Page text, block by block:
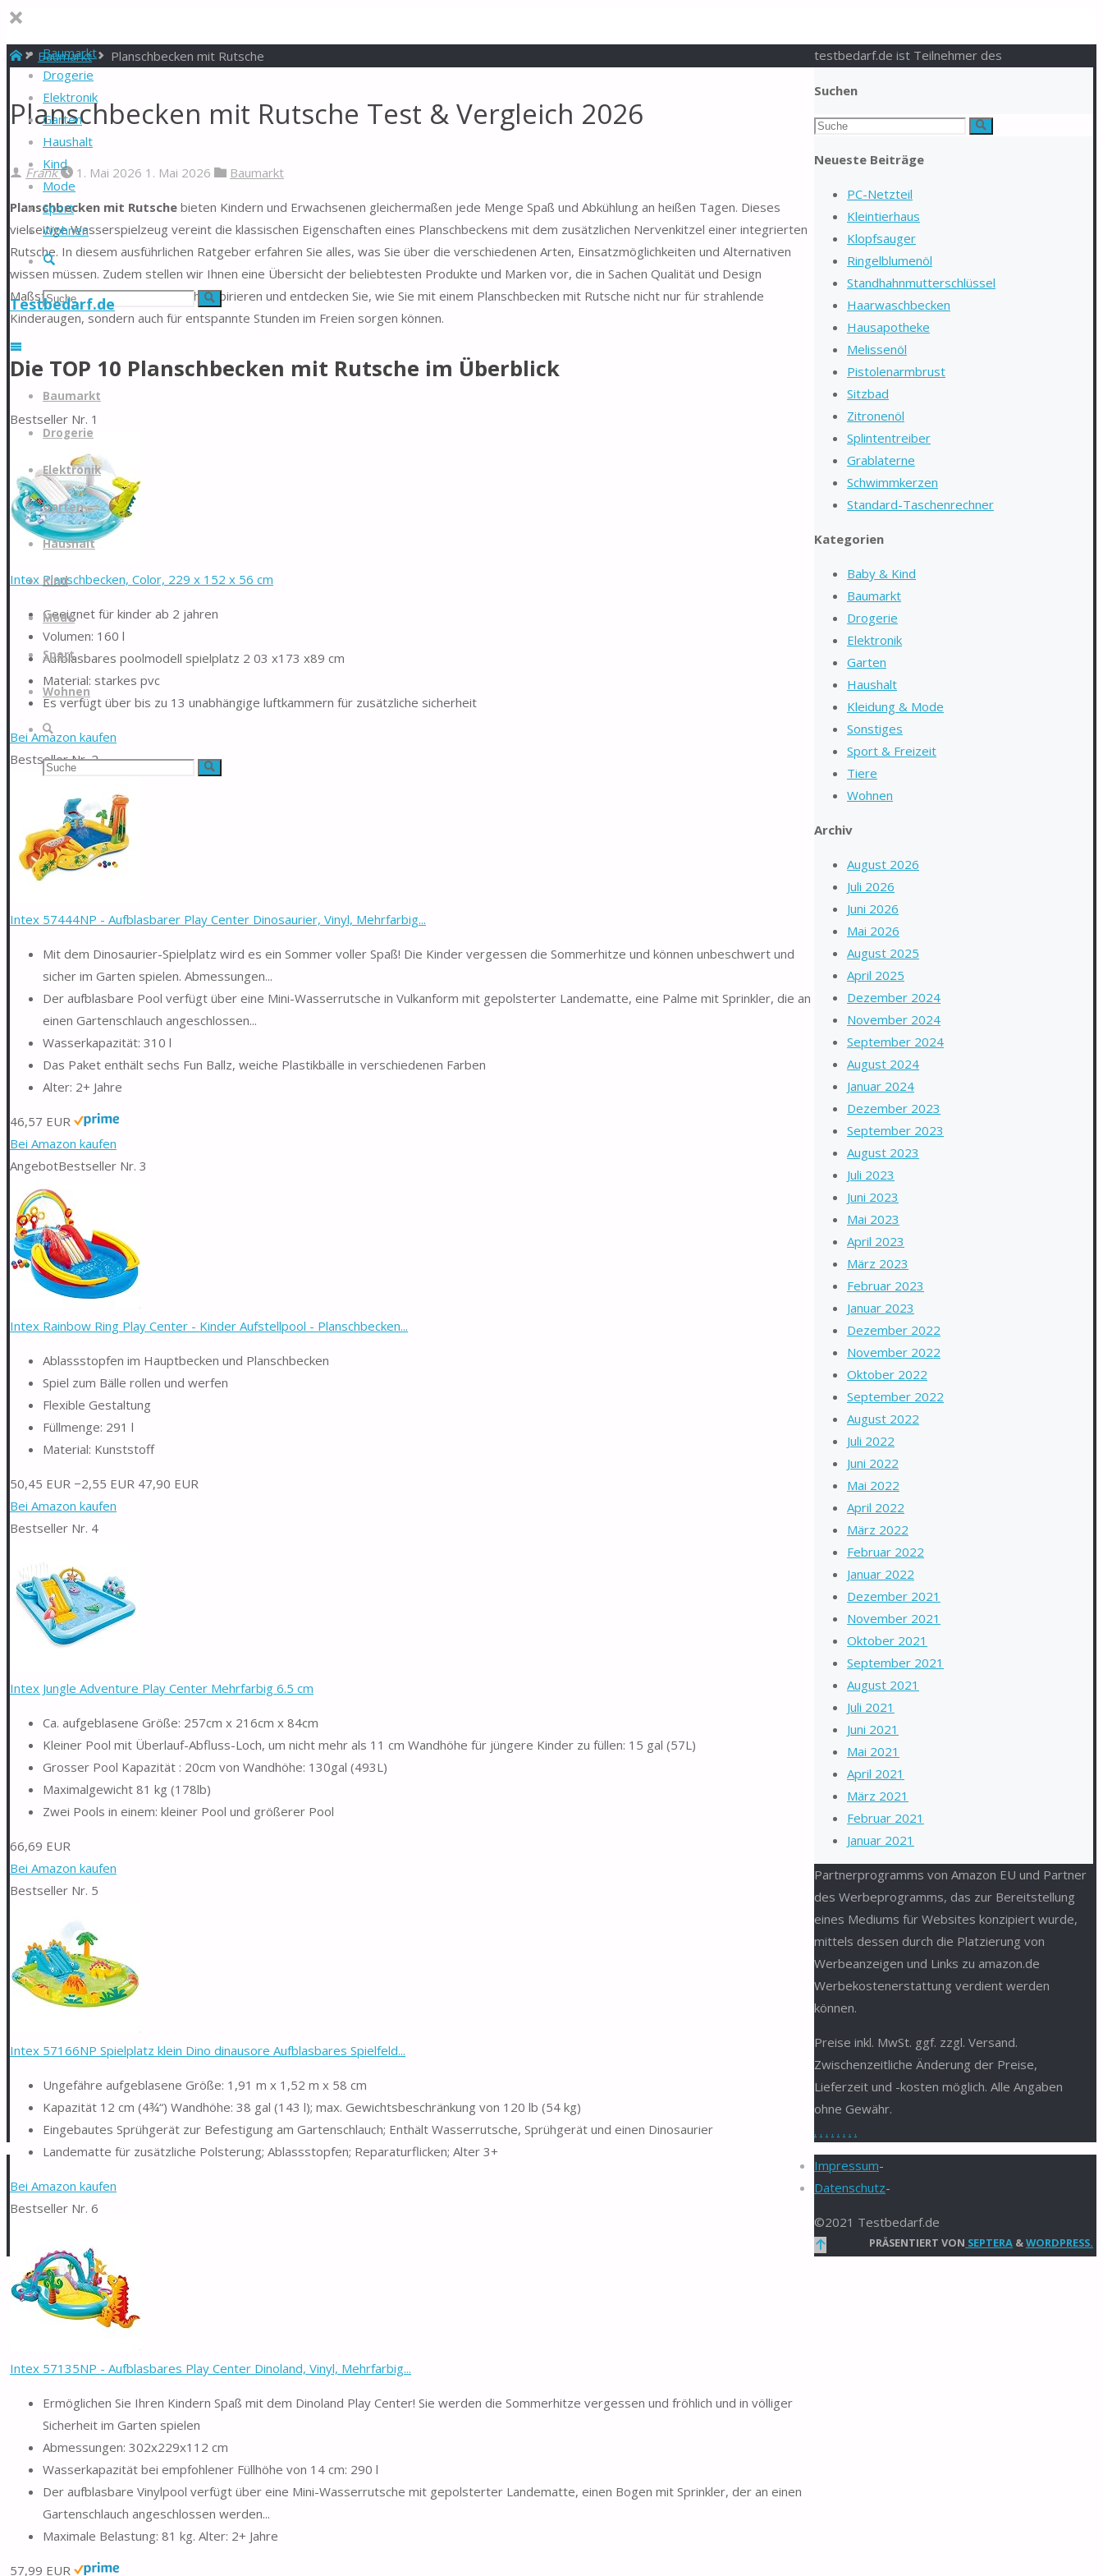
Baumarkt
Drogerie
Elektronik
Garten
Haushalt
Kind
Mode
Sport
Wohnen
Suche
Suchen Suche
Testbedarf.de
springen
Baumarkt
Drogerie
Elektronik
Garten
Haushalt
Kind
Mode
Sport
Wohnen
Suchen
nach:
Suche
StartBaumarkt Planschbecken mit Rutsche
Planschbecken mit Rutsche Test & Vergleich 2026
Frank 1. Mai 2026 1. Mai 2026 Baumarkt
Planschbecken mit Rutsche bieten Kindern und Erwachsenen gleichermaßen jede Menge Spaß und Abkühlung an heißen Tagen. Dieses
vielseitige Wasserspielzeug vereint die klassischen Eigenschaften eines Planschbeckens mit dem zusätzlichen Nervenkitzel einer integrierten
Rutsche. In diesem ausführlichen Ratgeber erfahren Sie alles, was Sie über die verschiedenen Arten, Einsatzmöglichkeiten und Alternativen
wissen müssen. Zudem stellen wir Ihnen eine Übersicht der beliebtesten Produkte und Marken vor, die in Sachen Qualität und Design
Maßstäbe setzen. Lassen Sie sich inspirieren und entdecken Sie, wie Sie mit einem Planschbecken mit Rutsche nicht nur für strahlende
Kinderaugen, sondern auch für entspannte Stunden im Freien sorgen können.
Die TOP 10 Planschbecken mit Rutsche im Überblick
Bestseller Nr. 1
Intex Planschbecken, Color, 229 x 152 x 56 cm
Geeignet für kinder ab 2 jahren
Volumen: 160 l
Aufblasbares poolmodell spielplatz 2 03 x173 x89 cm
Material: starkes pvc
Es verfügt über bis zu 13 unabhängige luftkammern für zusätzliche sicherheit
Bei Amazon kaufen
Bestseller Nr. 2
Intex 57444NP - Aufblasbarer Play Center Dinosaurier, Vinyl, Mehrfarbig...
Mit dem Dinosaurier-Spielplatz wird es ein Sommer voller Spaß! Die Kinder vergessen die Sommerhitze und können unbeschwert und
sicher im Garten spielen. Abmessungen...
Der aufblasbare Pool verfügt über eine Mini-Wasserrutsche in Vulkanform mit gepolsterter Landematte, eine Palme mit Sprinkler, die an
einen Gartenschlauch angeschlossen...
Wasserkapazität: 310 l
Das Paket enthält sechs Fun Ballz, weiche Plastikbälle in verschiedenen Farben
Alter: 2+ Jahre
46,57 EUR
Bei Amazon kaufen
AngebotBestseller Nr. 3
Intex Rainbow Ring Play Center - Kinder Aufstellpool - Planschbecken...
Ablassstopfen im Hauptbecken und Planschbecken
Spiel zum Bälle rollen und werfen
Flexible Gestaltung
Füllmenge: 291 l
Material: Kunststoff
50,45 EUR −2,55 EUR 47,90 EUR
Bei Amazon kaufen
Bestseller Nr. 4
Intex Jungle Adventure Play Center Mehrfarbig 6.5 cm
Ca. aufgeblasene Größe: 257cm x 216cm x 84cm
Kleiner Pool mit Überlauf-Abfluss-Loch, um nicht mehr als 11 cm Wandhöhe für jüngere Kinder zu füllen: 15 gal (57L)
Grosser Pool Kapazität : 20cm von Wandhöhe: 130gal (493L)
Maximalgewicht 81 kg (178lb)
Zwei Pools in einem: kleiner Pool und größerer Pool
66,69 EUR
Bei Amazon kaufen
Bestseller Nr. 5
Intex 57166NP Spielplatz klein Dino dinausore Aufblasbares Spielfeld...
Ungefähre aufgeblasene Größe: 1,91 m x 1,52 m x 58 cm
Kapazität 12 cm (4¾“) Wandhöhe: 38 gal (143 l); max. Gewichtsbeschränkung von 120 lb (54 kg)
Eingebautes Sprühgerät zur Befestigung am Gartenschlauch; Enthält Wasserrutsche, Sprühgerät und einen Dinosaurier
Landematte für zusätzliche Polsterung; Ablassstopfen; Reparaturflicken; Alter 3+
Bei Amazon kaufen
Bestseller Nr. 6
Intex 57135NP - Aufblasbares Play Center Dinoland, Vinyl, Mehrfarbig...
Ermöglichen Sie Ihren Kindern Spaß mit dem Dinoland Play Center! Sie werden die Sommerhitze vergessen und fröhlich und in völliger
Sicherheit im Garten spielen
Abmessungen: 302x229x112 cm
Wasserkapazität bei empfohlener Füllhöhe von 14 cm: 290 l
Der aufblasbare Vinylpool verfügt über eine Mini-Wasserrutsche mit gepolsterter Landematte, einen Bogen mit Sprinkler, der an einen
Gartenschlauch angeschlossen werden...
Maximale Belastung: 81 kg. Alter: 2+ Jahre
57,99 EUR
Suchen
Suchen
Suche
Neueste Beiträge
PC-Netzteil
Kleintierhaus
Klopfsauger
Ringelblumenöl
Standhahnmutterschlüssel
Haarwaschbecken
Hausapotheke
Melissenöl
Pistolenarmbrust
Sitzbad
Zitronenöl
Splintentreiber
Grablaterne
Schwimmkerzen
Standard-Taschenrechner
Kategorien
Baby & Kind
Baumarkt
Drogerie
Elektronik
Garten
Haushalt
Kleidung & Mode
Sonstiges
Sport & Freizeit
Tiere
Wohnen
Archiv
August 2026
Juli 2026
Juni 2026
Mai 2026
August 2025
April 2025
Dezember 2024
November 2024
September 2024
August 2024
Januar 2024
Dezember 2023
September 2023
August 2023
Juli 2023
Juni 2023
Mai 2023
April 2023
März 2023
Februar 2023
Januar 2023
Dezember 2022
November 2022
Oktober 2022
September 2022
August 2022
Juli 2022
Juni 2022
Mai 2022
April 2022
März 2022
Februar 2022
Januar 2022
Dezember 2021
November 2021
Oktober 2021
September 2021
August 2021
Juli 2021
Juni 2021
Mai 2021
April 2021
März 2021
Februar 2021
Januar 2021
testbedarf.de ist Teilnehmer des
Partnerprogramms von Amazon EU und Partner
des Werbeprogramms, das zur Bereitstellung
eines Mediums für Websites konzipiert wurde,
mittels dessen durch die Platzierung von
Werbeanzeigen und Links zu amazon.de
Werbekostenerstattung verdient werden
können.
Preise inkl. MwSt. ggf. zzgl. Versand.
Zwischenzeitliche Änderung der Preise,
Lieferzeit und -kosten möglich. Alle Angaben
ohne Gewähr.
. . . . . . . .
Impressum-
Datenschutz-
©2021 Testbedarf.de
PRÄSENTIERT VON SEPTERA &WORDPRESS.
Zurück